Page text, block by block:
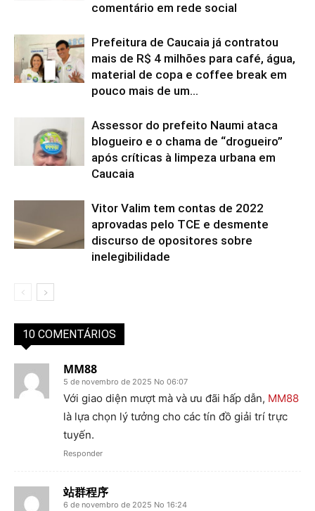
comentário em rede social
Prefeitura de Caucaia já contratou
mais de R$ 4 milhões para café, água,
material de copa e coffee break em
pouco mais de um...
Assessor do prefeito Naumi ataca
blogueiro e o chama de “drogueiro”
após críticas à limpeza urbana em
Caucaia
Vitor Valim tem contas de 2022
aprovadas pelo TCE e desmente
discurso de opositores sobre
inelegibilidade
10 COMENTÁRIOS
MM88
5 de novembro de 2025 No 06:07
Với giao diện mượt mà và ưu đãi hấp dẫn, MM88
là lựa chọn lý tưởng cho các tín đồ giải trí trực
tuyến.
Responder
站群程序
6 de novembro de 2025 No 16:24